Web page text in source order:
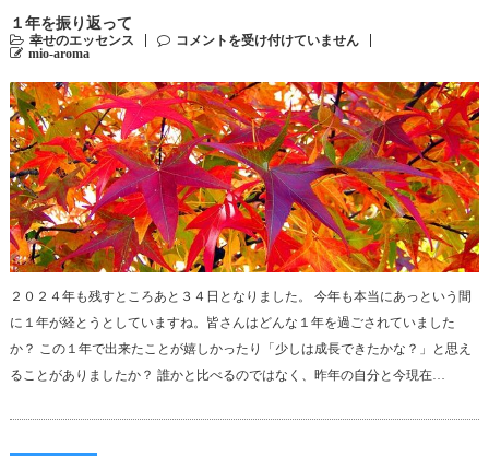
１年を振り返って
幸せのエッセンス
コメントを受け付けていません
mio-aroma
２０２４年も残すところあと３４日となりました。 今年も本当にあっという間
に１年が経とうとしていますね。皆さんはどんな１年を過ごされていました
か？ この１年で出来たことが嬉しかったり「少しは成長できたかな？」と思え
ることがありましたか？ 誰かと比べるのではなく、昨年の自分と今現在…